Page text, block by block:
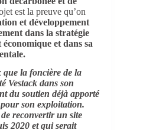
est la preuve qu’on
et développement
dans la stratégie
et dans sa
que la foncière de la
Vestack dans son
du soutien déjà apporté
son exploitation.
reconvertir un site
2020 et qui serait